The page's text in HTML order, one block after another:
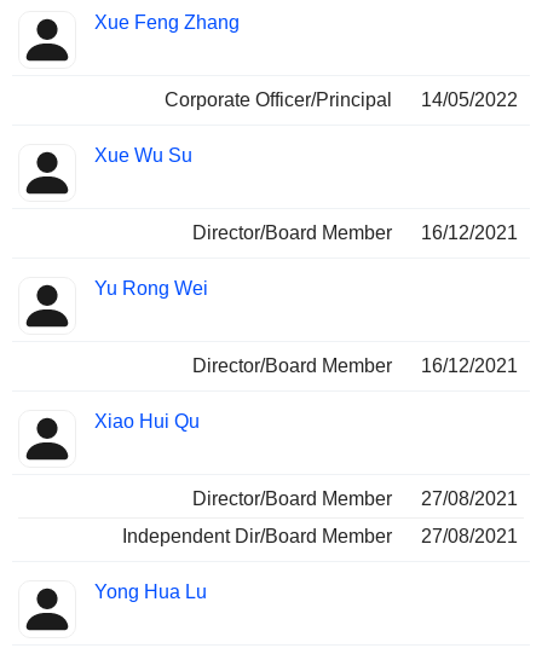
Insider
Fonctions
occupées
Xue Feng Zhang
Corporate Officer/Principal 14/05/2022
Xue Wu Su
Director/Board Member 16/12/2021
Yu Rong Wei
Director/Board Member 16/12/2021
Xiao Hui Qu
Director/Board Member
27/08/2021
Independent Dir/Board Member
27/08/2021
Yong Hua Lu